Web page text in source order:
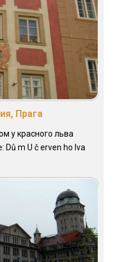
Прага
у красного льва
Dů m U č erven ho lva